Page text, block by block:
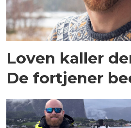
Loven kaller
De fortjener